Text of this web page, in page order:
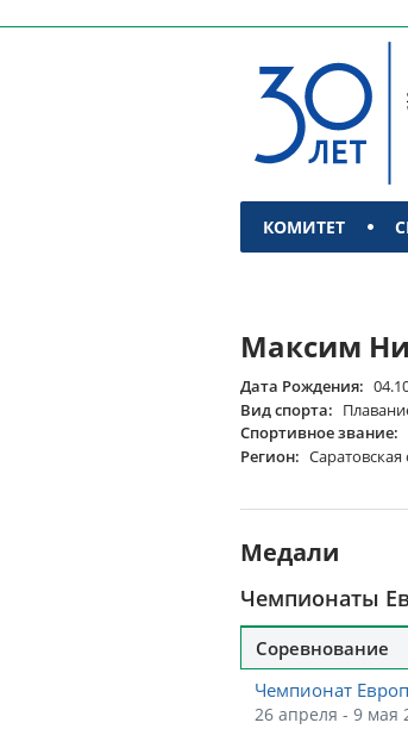
КОМИТЕТ
Максим
Дата Рождения:
Вид спорта:
Спортивное звание:
Регион: Саратовская
Медали
Чемпионаты
Соревнование
Чемпионат
26 апреля - 9 мая